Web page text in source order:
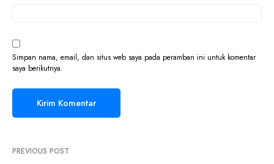
Simpan nama, email, dan situs web saya pada peramban ini untuk komentar
saya berikutnya.
PREVIOUS POST